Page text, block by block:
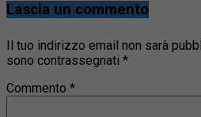
Lascia un commento
Il tuo indirizzo email non sarà
sono contrassegnati *
Commento *